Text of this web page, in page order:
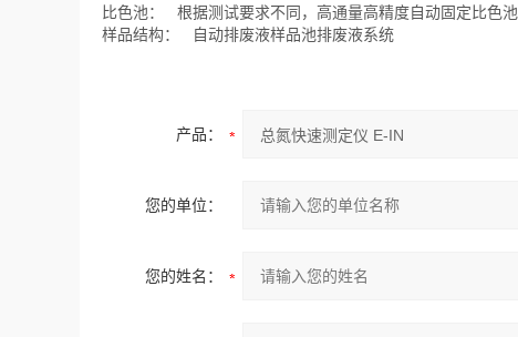
比色池： 根据测试要求不同，高通量高精度自动固定比色池
样品结构： 自动排废液样品池排废液系统
产品：
您的单位：
您的姓名：